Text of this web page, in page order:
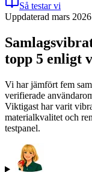
Så testar vi
Uppdaterad mars 2026
topp 5 enligt
Vi har jämfört fem
verifierade
Viktigast har varit
materialkvalitet och
testpanel.